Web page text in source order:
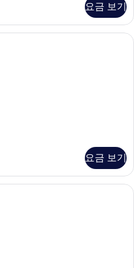
요금 보기
미니바, 객실 내 금고, 책상, 노트북 작
요금 보기
스탠다드 스위트 | 미니바, 객실 내 금